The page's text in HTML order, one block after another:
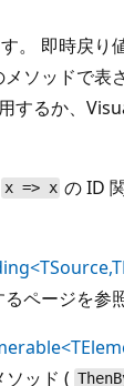
。 即時戻り
ソッドで表
するか、
x => x の ID
ページを参
ッド (